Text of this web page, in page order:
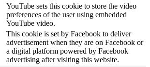
YouTube sets this cookie to store the video
preferences of the user using embedded
YouTube video.
This cookie is set by Facebook to deliver
advertisement when they are on Facebook or
a digital platform powered by Facebook
advertising after visiting this website.